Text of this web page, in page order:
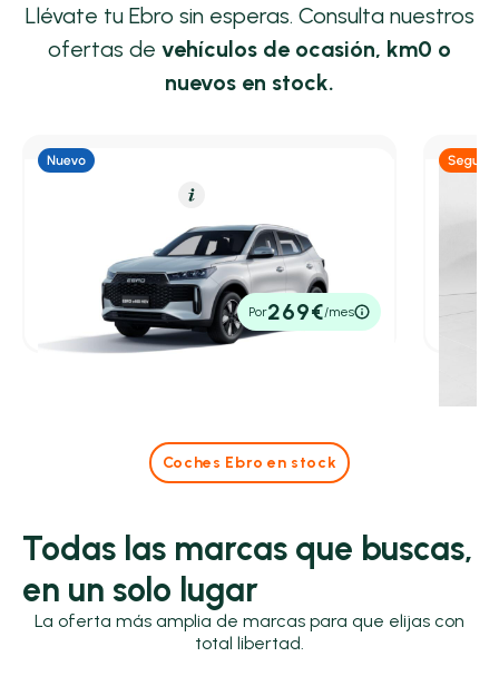
Llévate tu Ebro sin esperas. Consulta nuestros
ofertas de vehículos de ocasión, km0 o
nuevos en stock.
1.5 DHE HEV Premium CVT
5,30 l/100 Km211cvAutomático
22.300€
P.V.P. contado
Por269€/mes
Coches Ebro en stock
Todas las marcas que buscas,
en un solo lugar
La oferta más amplia de marcas para que elijas con
total libertad.